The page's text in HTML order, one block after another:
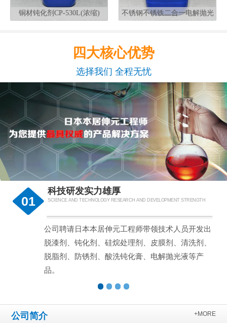
铜材钝化剂CP-530L(浓缩)
不锈钢不锈铁二合一电解抛光
四大核心优势
选择我们 全程无忧
01
科技研发实力雄厚
SCIENCE AND TECHNOLOGY RESEARCH AND DEVELOPMENT STRENGTH
公司聘请日本本居伸元工程师带领技术人员开发出
脱漆剂、钝化剂、硅烷处理剂、皮膜剂、清洗剂、
脱脂剂、防锈剂、酸洗钝化膏、电解抛光液等产
品。
公司简介 +MORE